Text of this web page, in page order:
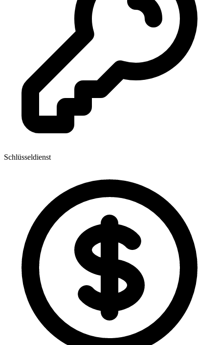
Schlüsseldienst